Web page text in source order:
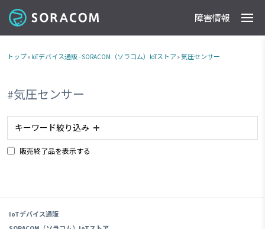
製品
事例
料金
ドキュメント
導入支援
IoTストア
最新情報 障害情報
トップ» IoTデバイス通販 - SORACOM（ソラコム）IoTストア»気圧センサー
#気圧センサー
キーワード絞り込み
#LPWA #気圧センサー
販売終了品を表示する
IoTデバイス通販